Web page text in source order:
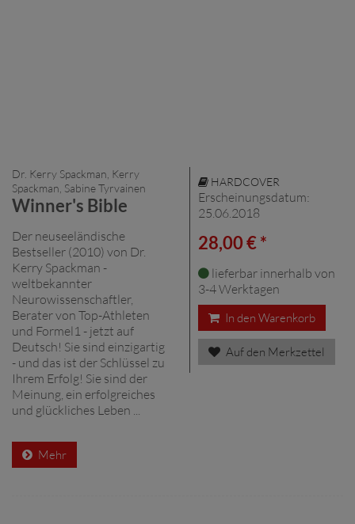
Dr. Kerry Spackman, Kerry
Spackman, Sabine Tyrvainen
Winner's Bible
Der neuseeländische
Bestseller (2010) von Dr.
Kerry Spackman -
weltbekannter
Neurowissenschaftler,
Berater von Top-Athleten
und Formel1 - jetzt auf
Deutsch! Sie sind einzigartig
- und das ist der Schlüssel zu
Ihrem Erfolg! Sie sind der
Meinung, ein erfolgreiches
und glückliches Leben ...
Mehr
HARDCOVER
Erscheinungsdatum:
25.06.2018
28,00 € *
lieferbar innerhalb von
3-4 Werktagen
In den Warenkorb
Auf den Merkzettel